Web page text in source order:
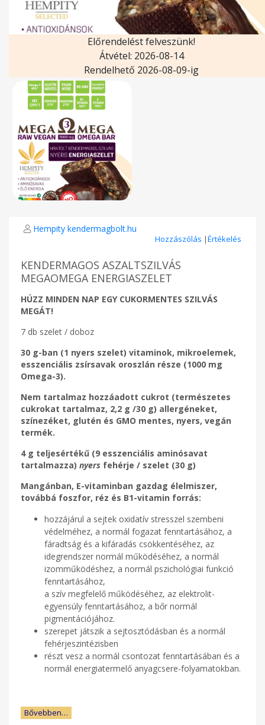
Előrendelést felveszünk!
Átvétel: 2026-08-14
Rendelhető 2026-08-09-ig
Hempity kendermagbolt.hu
Hozzászólás |Értékelés
KENDERMAGOS ASZALTSZILVÁS
MEGAOMEGA ENERGIASZELET
HÚZZ MINDEN NAP EGY CUKORMENTES SZILVÁS
MEGÁT!
7 db szelet / doboz
30 g-ban (1 nyers szelet) vitaminok, mikroelemek,
esszenciális zsírsavak oroszlán része (1000 mg
Omega-3).
Nem tartalmaz hozzáadott cukrot (természetes
cukrokat tartalmaz, 2,2 g /30 g) allergéneket,
színezéket, glutén és GMO mentes, nyers, vegán
termék.
4 g teljesértékű (9 esszenciális aminósavat
tartalmazza) nyers fehérje / szelet (30 g)
Mangánban, E-vitaminban gazdag élelmiszer,
továbbá foszfor, réz és B1-vitamin forrás:
hozzájárul a sejtek oxidatív stresszel szembeni
védelméhez, a normál fogazat fenntartásához, a
fáradtság és a kifáradás csökkentéséhez, az
idegrendszer normál működéséhez, a normál
izomműködéshez, a normál pszichológiai funkció
fenntartásához,
a szív megfelelő működéséhez, az elektrolit-
egyensúly fenntartásához, a bőr normál
pigmentációjához.
szerepet játszik a sejtosztódásban és a normál
fehérjeszintézisben
részt vesz a normál csontozat fenntartásában és a
normál energiatermelő anyagcsere-folyamatokban.
Bővebben…